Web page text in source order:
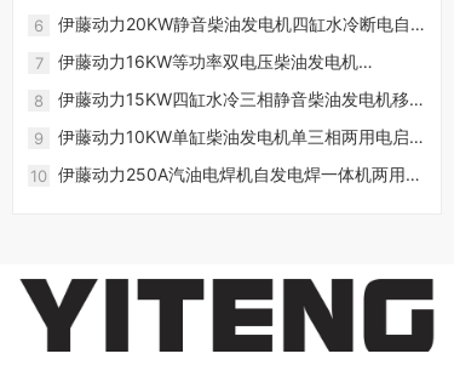
YT8100T-ATS切换
6
伊藤动力20KW静音柴油发电机四缸水冷断电自
启动YT20T3-ATS
7
伊藤动力16KW等功率双电压柴油发电机
YT18000TES电启动
8
伊藤动力15KW四缸水冷三相静音柴油发电机移动
便携式
9
伊藤动力10KW单缸柴油发电机单三相两用电启动
等功率YT12000TES
10 伊藤动力250A汽油电焊机自发电焊一体机两用机